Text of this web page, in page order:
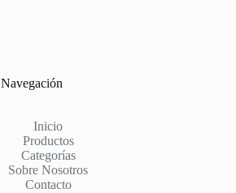
Navegación
Inicio
Productos
Categorías
Sobre Nosotros
Contacto